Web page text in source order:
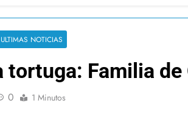
ULTIMAS NOTICIAS
tortuga: Familia
0 1 Minutos